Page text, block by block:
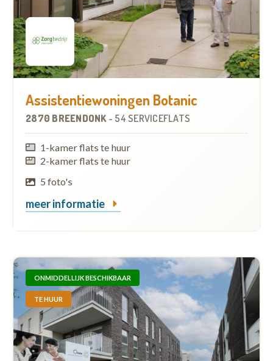
Assistentiewoningen Botanic
2870 BREENDONK - 54 SERVICEFLATS
1-kamer flats te huur
2-kamer flats te huur
5 foto's
meer informatie
ONMIDDELLIJK BESCHIKBAAR
TE HUUR